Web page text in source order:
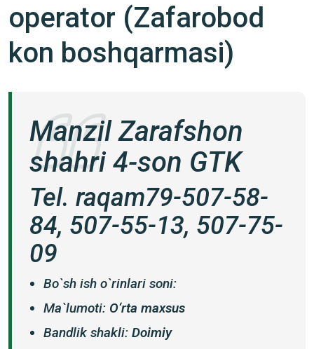
operator (Zafarobod
kon boshqarmasi)
Manzil Zarafshon
shahri 4-son GTK
Tel. raqam79-507-58-
84, 507-55-13, 507-75-
09
Bo`sh ish o`rinlari soni:
Ma`lumoti: O‘rta maxsus
Bandlik shakli: Doimiy